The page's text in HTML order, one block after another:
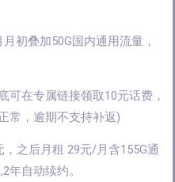
初叠加50G国内通用流量，
可在专属链接领取10元话费，
常，逾期不支持补返)
之后月租 29元/月含155G通
年自动续约。